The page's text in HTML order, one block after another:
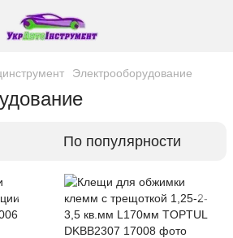
Электрооборудование
По популярности